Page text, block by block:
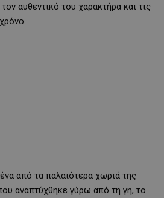
αυθεντικό του χαρακτήρα και τις
από τα παλαιότερα χωριά της
αναπτύχθηκε γύρω από τη γη, το